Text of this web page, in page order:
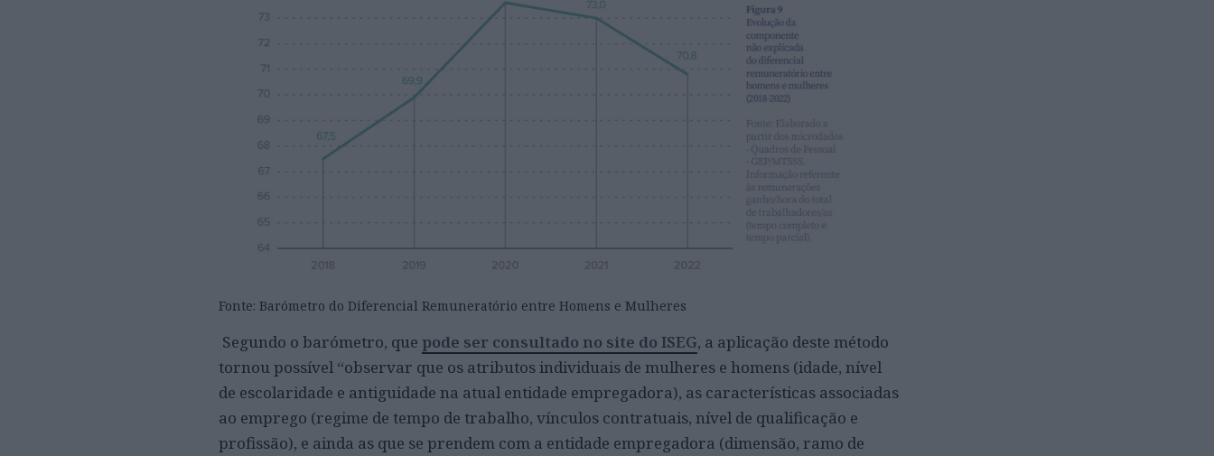
Fonte: Barómetro do Diferencial Remuneratório entre Homens e Mulheres
Segundo o barómetro, que pode ser consultado no site do ISEG, a aplicação deste método
tornou possível “observar que os atributos individuais de mulheres e homens (idade, nível
de escolaridade e antiguidade na atual entidade empregadora), as características associadas
ao emprego (regime de tempo de trabalho, vínculos contratuais, nível de qualificação e
profissão), e ainda as que se prendem com a entidade empregadora (dimensão, ramo de